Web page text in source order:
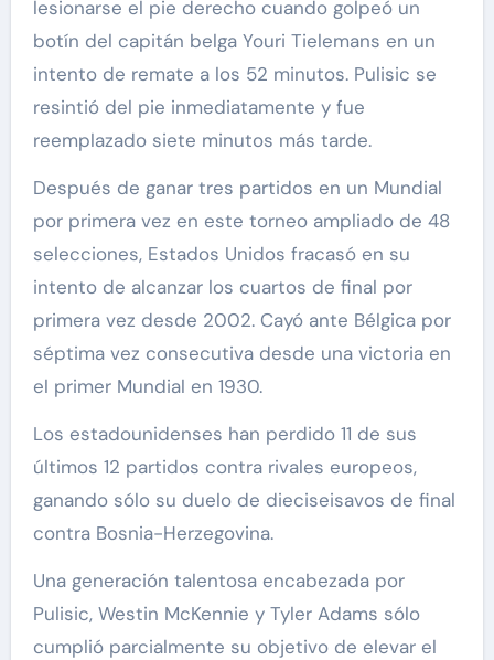
lesionarse el pie derecho cuando golpeó un
botín del capitán belga Youri Tielemans en un
intento de remate a los 52 minutos. Pulisic se
resintió del pie inmediatamente y fue
reemplazado siete minutos más tarde.
Después de ganar tres partidos en un Mundial
por primera vez en este torneo ampliado de 48
selecciones, Estados Unidos fracasó en su
intento de alcanzar los cuartos de final por
primera vez desde 2002. Cayó ante Bélgica por
séptima vez consecutiva desde una victoria en
el primer Mundial en 1930.
Los estadounidenses han perdido 11 de sus
últimos 12 partidos contra rivales europeos,
ganando sólo su duelo de dieciseisavos de final
contra Bosnia-Herzegovina.
Una generación talentosa encabezada por
Pulisic, Westin McKennie y Tyler Adams sólo
cumplió parcialmente su objetivo de elevar el